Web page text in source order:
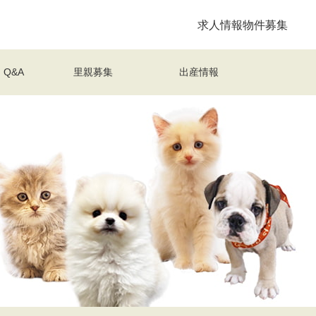
求人情報物件募集
Q&A 里親募集 出産情報